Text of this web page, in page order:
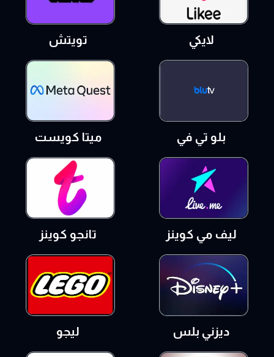
لايكي تويتش
بلو تي في ميتا كويست
ليف مي كوينز تانجو كوينز
ديزني بلس ليجو